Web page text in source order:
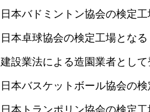
日本バドミントン協会の検定
日本卓球協会の検定工場となる
建設業法による造園業者とし
日本バスケットボール協会の
日本トランポリン協会の検定